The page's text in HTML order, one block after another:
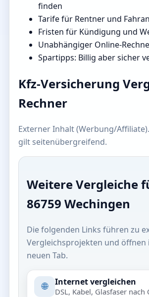
finden
Tarife für Rentner und
Fristen für Kündigung und
Unabhängiger Online-
Spartipps: Billig aber sicher
Kfz-Versicherung
Rechner
Externer Inhalt (Werbung/
gilt seitenübergreifend.
Weitere Vergleiche
86759 Wechingen
Die folgenden Links führen zu
Vergleichsprojekten und öffnen
neuen Tab.
🌐 Internet vergleichen
DSL, Kabel, Glasfaser nach